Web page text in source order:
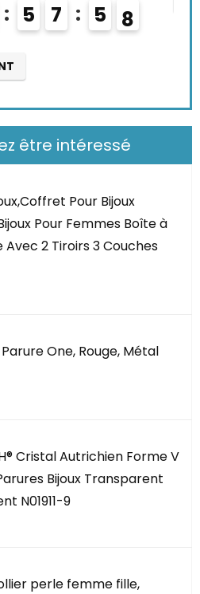
5
6
7
être intéressé
Pour Bijoux
Pour Femmes Boîte à
Avec 2 Tiroirs 3 Couches
One, Rouge, Métal
Cristal Autrichien Forme V
Bijoux Transparent
N01911-9
perle femme fille,